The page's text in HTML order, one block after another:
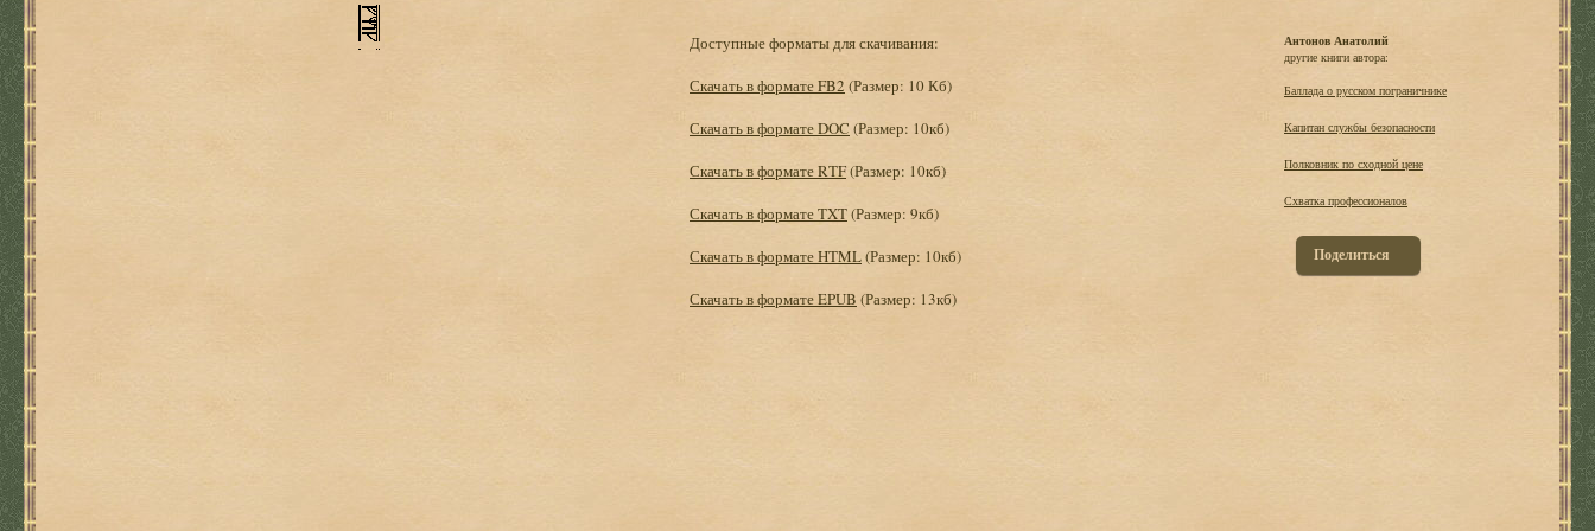
Доступные форматы для скачивания:
Скачать в формате FB2 (Размер: 10 Кб)
Скачать в формате DOC (Размер: 10кб)
Скачать в формате RTF(Размер: 10кб)
Скачать в формате TXT(Размер: 9кб)
Скачать в формате HTML(Размер: 10кб)
Скачать в формате EPUB (Размер: 13кб)
Антонов Анатолий
другие книги автора:
Баллада о русском пограничнике
Капитан службы безопасности
Полковник по сходной цене
Схватка профессионалов
Поделиться